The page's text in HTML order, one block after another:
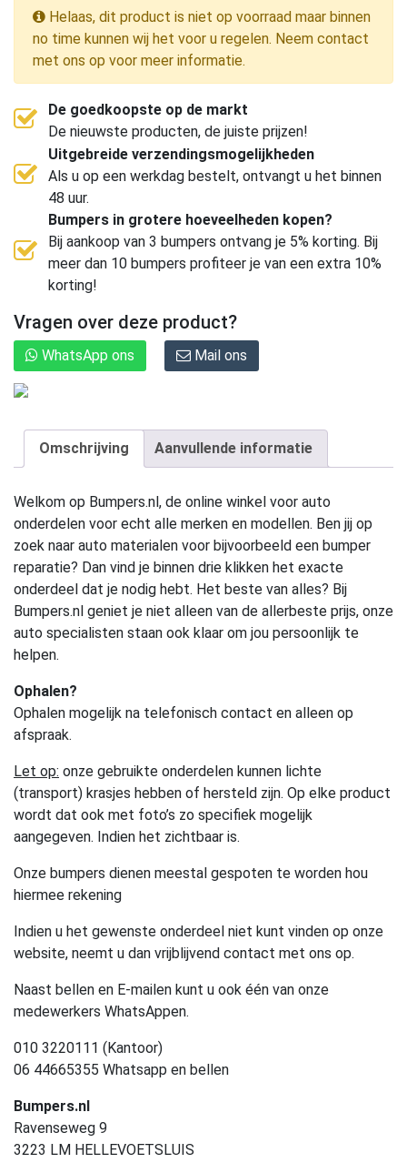
Helaas, dit product is niet op voorraad maar binnen
no time kunnen wij het voor u regelen. Neem contact
met ons op voor meer informatie.
De goedkoopste op de markt
De nieuwste producten, de juiste prijzen!
Uitgebreide verzendingsmogelijkheden
Als u op een werkdag bestelt, ontvangt u het binnen
48 uur.
Bumpers in grotere hoeveelheden kopen?
Bij aankoop van 3 bumpers ontvang je 5% korting. Bij
meer dan 10 bumpers profiteer je van een extra 10%
korting!
Vragen over deze product?
WhatsApp ons Mail ons
Omschrijving Aanvullende informatie
Welkom op Bumpers.nl, de online winkel voor auto
onderdelen voor echt alle merken en modellen. Ben jij op
zoek naar auto materialen voor bijvoorbeeld een bumper
reparatie? Dan vind je binnen drie klikken het exacte
onderdeel dat je nodig hebt. Het beste van alles? Bij
Bumpers.nl geniet je niet alleen van de allerbeste prijs, onze
auto specialisten staan ook klaar om jou persoonlijk te
helpen.
Ophalen?
Ophalen mogelijk na telefonisch contact en alleen op
afspraak.
Let op: onze gebruikte onderdelen kunnen lichte
(transport) krasjes hebben of hersteld zijn. Op elke product
wordt dat ook met foto’s zo specifiek mogelijk
aangegeven. Indien het zichtbaar is.
Onze bumpers dienen meestal gespoten te worden hou
hiermee rekening
Indien u het gewenste onderdeel niet kunt vinden op onze
website, neemt u dan vrijblijvend contact met ons op.
Naast bellen en E-mailen kunt u ook één van onze
medewerkers WhatsAppen.
010 3220111 (Kantoor)
06 44665355 Whatsapp en bellen
Bumpers.nl
Ravenseweg 9
3223 LM HELLEVOETSLUIS